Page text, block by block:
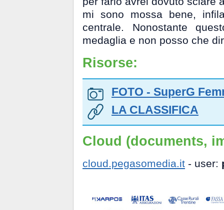
mi sono mossa bene,
centrale. Nonostante
medaglia e non posso che
Risorse:
FOTO - SuperG
LA CLASSIFICA
Cloud (documents,
cloud.pegasomedia.it - user: